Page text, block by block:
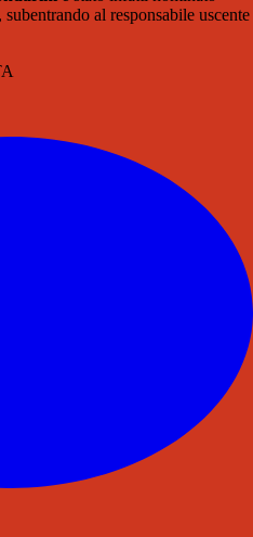
, subentrando al responsabile uscente